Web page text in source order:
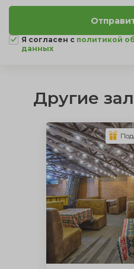
Я согласен с политикой
данных
Другие